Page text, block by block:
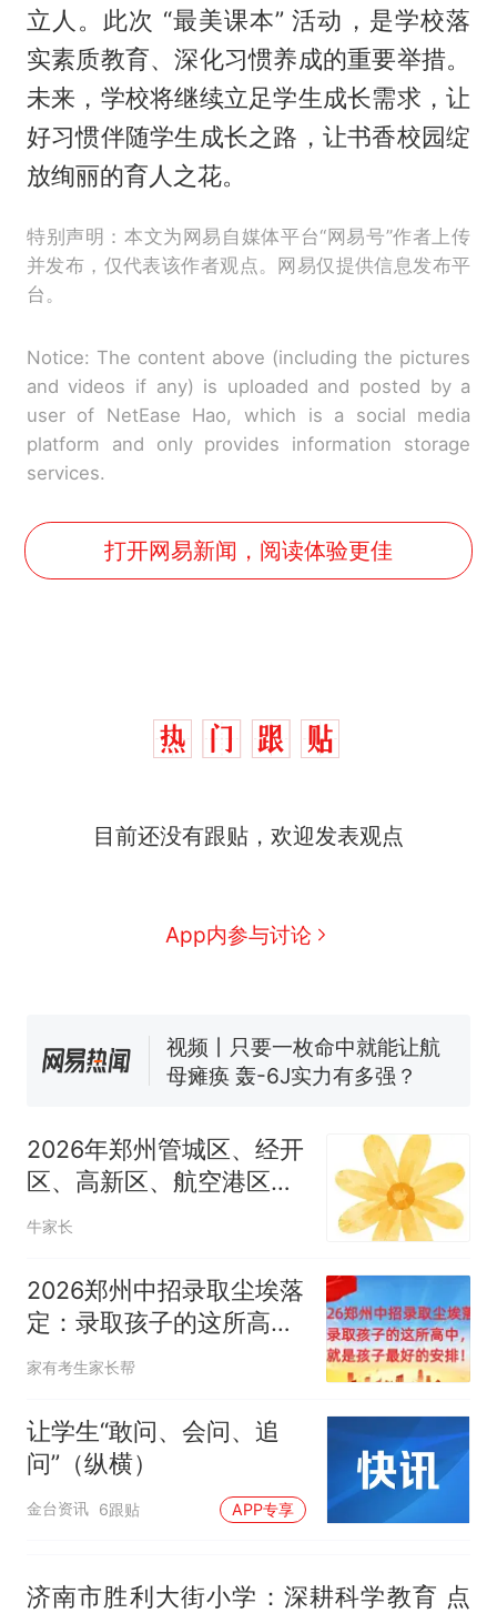
立人。此次 “最美课本” 活动，是学校落
实素质教育、深化习惯养成的重要举措。
未来，学校将继续立足学生成长需求，让
好习惯伴随学生成长之路，让书香校园绽
放绚丽的育人之花。
特别声明：本文为网易自媒体平台“网易号”作者上传
并发布，仅代表该作者观点。网易仅提供信息发布平
台。
Notice: The content above (including the pictures
and videos if any) is uploaded and posted by a
user of NetEase Hao, which is a social media
platform and only provides information storage
services.
打开网易新闻，阅读体验更佳
目前还没有跟贴，欢迎发表观点
App内参与讨论
全球唯一没有法定首都的国
家，刚改国名，总统就邀请中
了……
视频丨只要一枚命中就能让航
母瘫痪 轰-6J实力有多强？
佛山一中学招聘物理教师，笔
试前13名均遭淘汰？教育局：
已叫停招聘，成立调查组全面
十多万人报名的考试，成绩
2026年郑州管城区、经开
区、高新区、航空港区小
学入学报名须知！
牛家长
2026郑州中招录取尘埃落
定：录取孩子的这所高
中，就是孩子最好的安
家有考生家长帮
让学生“敢问、会问、追
问”（纵横）
金台资讯 6跟贴 APP专享
济南市胜利大街小学：深耕科学教育 点